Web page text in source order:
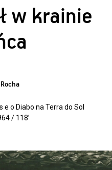
w krainie
e o Diabo na Terra do Sol
/ 118’